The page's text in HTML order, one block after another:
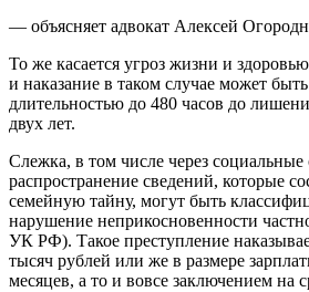
— объясняет адвокат Алексей
То же касается угроз жизни и
и наказание в таком случае может
длительностью до 480 часов до
двух лет.
Слежка, в том числе через социальные
распространение сведений, которые
семейную тайну, могут быть
нарушение неприкосновенности
УК РФ). Такое преступление
тысяч рублей или же в размере
месяцев, а то и вовсе заключением на